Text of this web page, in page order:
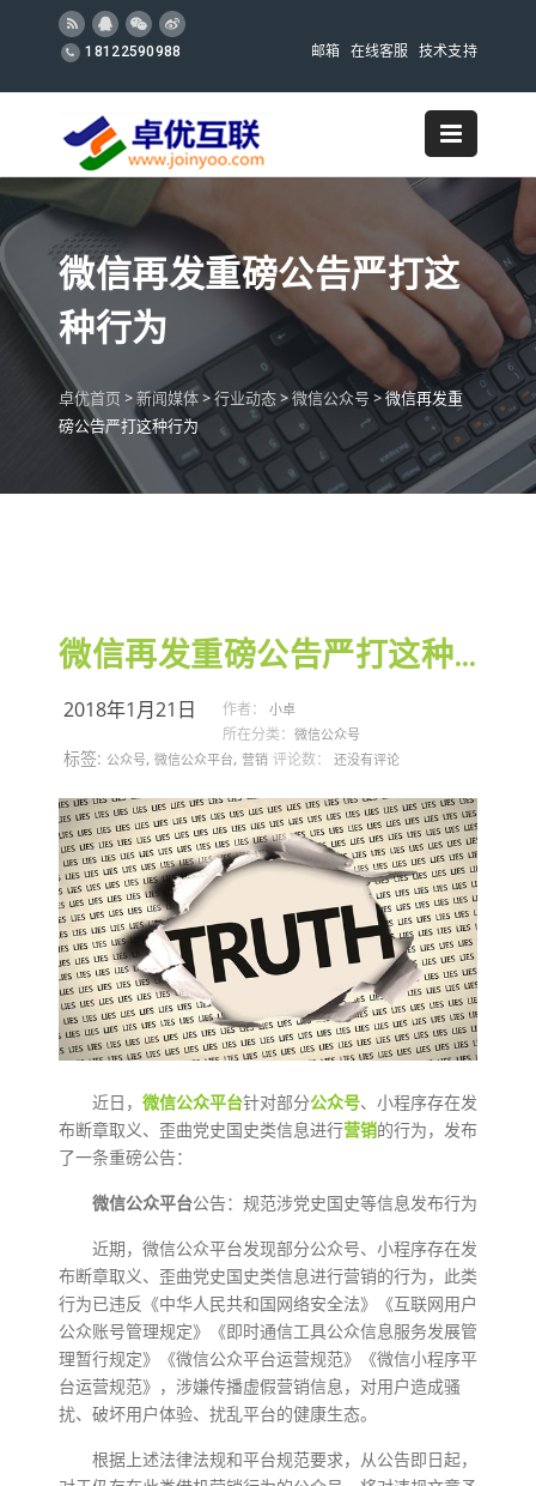
18122590988 邮箱 在线客服 技术支持
微信再发重磅公告严打这
种行为
卓优首页 >新闻媒体>行业动态>微信公众号 >微信再发重
磅公告严打这种行为
微信再发重磅公告严打这种行为
2018年1月21日 作者： 小卓
所在分类： 微信公众号
标签: 公众号, 微信公众平台, 营销 评论数： 还没有评论
近日， 微信公众平台针对部分公众号、小程序存在发
布断章取义、歪曲党史国史类信息进行营销的行为，发布
了一条重磅公告：
微信公众平台公告：规范涉党史国史等信息发布行为
近期，微信公众平台发现部分公众号、小程序存在发
布断章取义、歪曲党史国史类信息进行营销的行为，此类
行为已违反《中华人民共和国网络安全法》《互联网用户
公众账号管理规定》《即时通信工具公众信息服务发展管
理暂行规定》《微信公众平台运营规范》《微信小程序平
台运营规范》，涉嫌传播虚假营销信息，对用户造成骚
扰、破坏用户体验、扰乱平台的健康生态。
根据上述法律法规和平台规范要求，从公告即日起，